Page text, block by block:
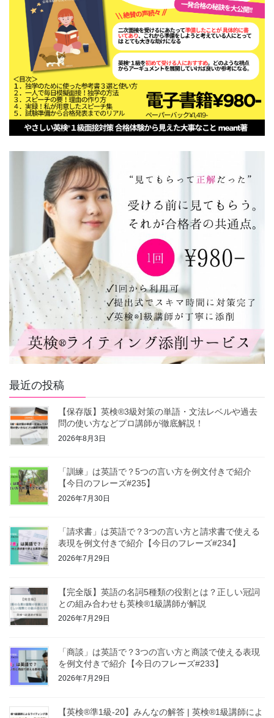
最近の投稿
【保存版】英検®3級対策の単語・文法レベルや過去
問の使い方などプロ講師が徹底解説！
2026年8月3日
「訓練」は英語で？5つの言い方を例文付きで紹介
【今日のフレーズ#235】
2026年7月30日
「請求書」は英語で？3つの言い方と請求書で使える
表現を例文付きで紹介【今日のフレーズ#234】
2026年7月29日
【完全版】英語の名詞5種類の役割とは？正しい冠詞
との組み合わせも英検®1級講師が解説
2026年7月29日
「商談」は英語で？3つの言い方と商談で使える表現
を例文付きで紹介【今日のフレーズ#233】
2026年7月29日
【英検®準1級-20】みんなの解答 | 英検®1級講師によ